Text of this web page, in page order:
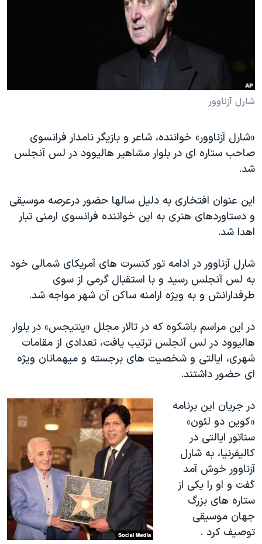
اقتصادی
علم و فناوری
اسرائیل در جنگ
آرشیو پخش زنده
انتخابات ریاست جمهوری آمریکا ۲۰۲۴
حمله جمهوری اسلامی به اسرائیل
ورزش زنان در ایران
مجموعه مستندهای دادخواهی
تریبونال مردمی آبان ۹۸
چهل سال گروگان‌گیری
قانون شفافیت دارائی کادر رهبری ایران
اسرائیل در جنگ
نرگس محمدی برنده جایزه نوبل صلح
صفحه‌های ویژه
سفر پرزیدنت ترامپ به چین
زبانهای مختلف
شارل آزناوور
«شارل آزناوور» خواننده، شاعر و بازیگر نامدار فرانسوی
صاحب ستاره ای در بلوار مشاهیر هالیوود در لس آنجلس
شد.
این عنوان افتخاری به دلیل سالها حضور درعرصه موسیقی
و دستاوردهای هنری به این خواننده فرانسوی ارمنی تبار
اهدا شد.
شارل آزناوور در ادامه تور کنسرت های آمریکای شمالی خود
به لس آنجلس رسید و با استقبال گرمی از سوی
طرفدارانش و به ویژه ارامنه ساکن آن شهر مواجه شد.
در این مراسم باشکوه که در تالار مجلل «پنتیجس» در بلوار
هالیوود در لس آنجلس ترتیب یافت، تعدادی از مقامات
شهری، ایالتی و شخصیت های برجسته و میهمانان ویژه
ای حضور داشتند.
در جریان این برنامه
«کوین دو لئون»
سناتور ایالتی در
کالیفرنیا، به شارل
آزناوور خوش آمد
گفت و او را یکی از
ستاره های بزرگ
جهان موسیقی
توصیف کرد .